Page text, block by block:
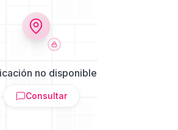
no disponible
Consultar